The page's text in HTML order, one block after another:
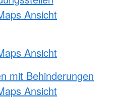
Ansicht
Ansicht
mit Behinderungen
Ansicht